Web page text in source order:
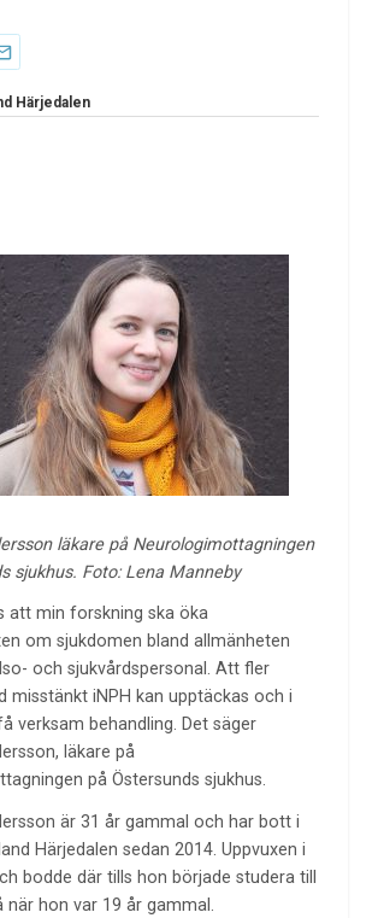
Härjedalen
läkare på Neurologimottagningen
sjukhus. Foto: Lena Manneby
att min forskning ska öka
om sjukdomen bland allmänheten
och sjukvårdspersonal. Att fler
misstänkt iNPH kan upptäckas och i
verksam behandling. Det säger
läkare på
på Östersunds sjukhus.
är 31 år gammal och har bott i
Härjedalen sedan 2014. Uppvuxen i
bodde där tills hon började studera till
när hon var 19 år gammal.